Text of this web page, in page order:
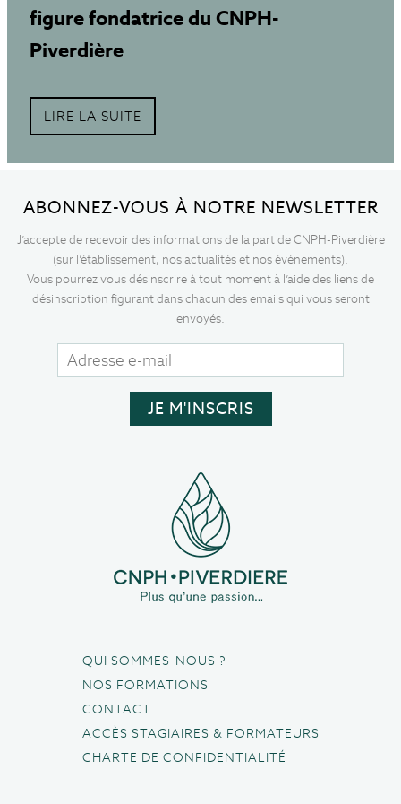
figure fondatrice du CNPH-
Piverdière
LIRE LA SUITE
ABONNEZ-VOUS À NOTRE NEWSLETTER
J’accepte de recevoir des informations de la part de CNPH-Piverdière
(sur l’établissement, nos actualités et nos événements).
Vous pourrez vous désinscrire à tout moment à l’aide des liens de
désinscription figurant dans chacun des emails qui vous seront
envoyés.
QUI SOMMES-NOUS ?
NOS FORMATIONS
CONTACT
ACCÈS STAGIAIRES & FORMATEURS
CHARTE DE CONFIDENTIALITÉ